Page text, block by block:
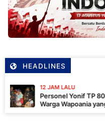
HEADLINES
12 JAM LALU
Personel Yonif TP 809/NTM
Warga Wapoania yang